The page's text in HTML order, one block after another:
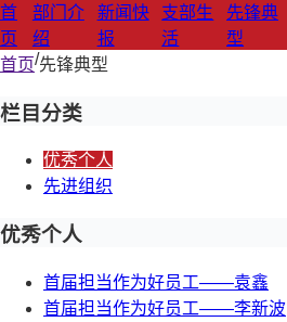
首
页
部门介
绍
新闻快
报
支部生
活
先锋典
型
首页/先锋典型
栏目分类
优秀个人
先进组织
优秀个人
首届担当作为好员工——袁鑫
首届担当作为好员工——李新波